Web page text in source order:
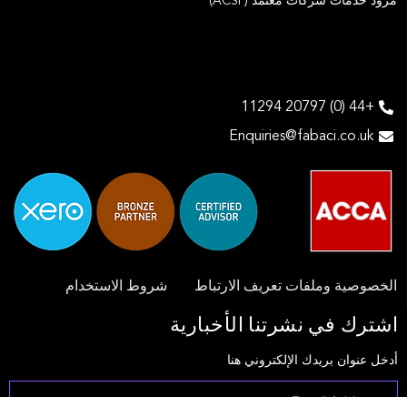
+44 (0) 20797 11294
Enquiries@fabaci.co.uk
الخصوصية وملفات تعريف الارتباط شروط الاستخدام
اشترك في نشرتنا الأخبارية
أدخل عنوان بريدك الإلكتروني هنا